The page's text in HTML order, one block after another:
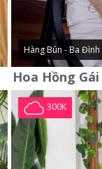
Hàng Bún - Ba Đình
300K